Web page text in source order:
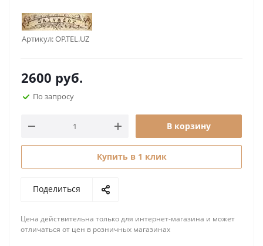
Артикул:OP.TEL.UZ
2600 руб.
По запросу
В корзину
Купить в 1 клик
Поделиться
Цена действительна только для интернет-магазина и может
отличаться от цен в розничных магазинах